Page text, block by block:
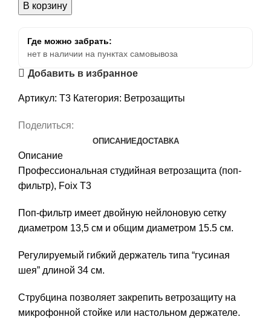
В корзину
Где можно забрать:
нет в наличии на пунктах самовывоза
Добавить в избранное
Артикул: T3 Категория: Ветрозащиты
Поделиться:
ОПИСАНИЕДОСТАВКА
Описание
Профессиональная студийная ветрозащита (поп-
фильтр), Foix T3
Поп-фильтр имеет двойную нейлоновую сетку
диаметром 13,5 см и общим диаметром 15.5 см.
Регулируемый гибкий держатель типа “гусиная
шея” длиной 34 см.
Струбцина позволяет закрепить ветрозащиту на
микрофонной стойке или настольном держателе.